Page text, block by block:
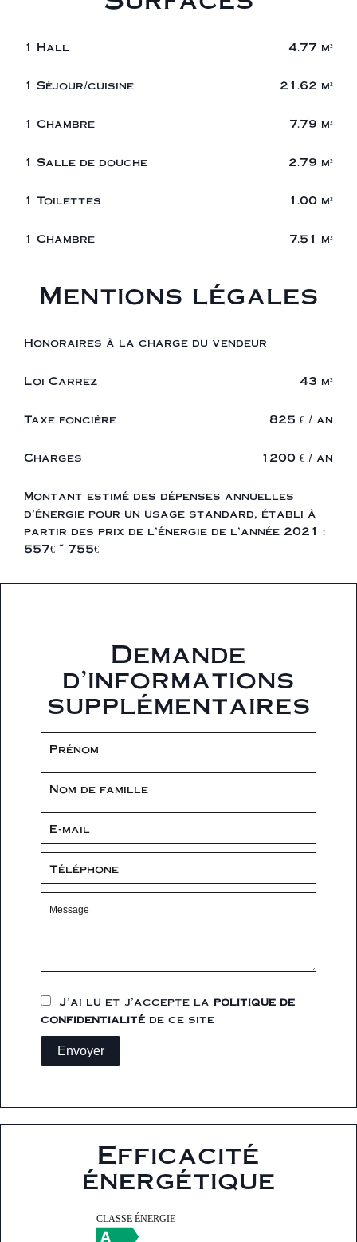
1 Hall 4.77 m²
1 Séjour/cuisine 21.62 m²
1 Chambre 7.79 m²
1 Salle de douche 2.79 m²
1 Toilettes 1.00 m²
1 Chambre 7.51 m²
Mentions légales
Honoraires à la charge du vendeur
Loi Carrez 43 m²
Taxe foncière 825 € / an
Charges 1200 € / an
Montant estimé des dépenses annuelles
d'énergie pour un usage standard, établi à
partir des prix de l'énergie de l'année 2021 :
557€ ~ 755€
Demande
d'informations
supplémentaires
J’ai lu et j'accepte la politique de
confidentialité de ce site
Envoyer
Efficacité
énergétique